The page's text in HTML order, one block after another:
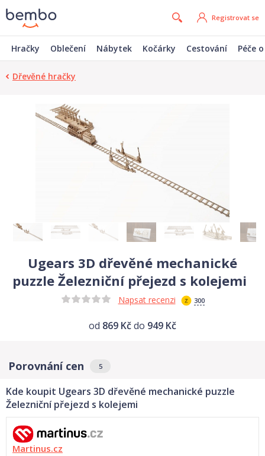
Registrovat se
Hračky Oblečení Nábytek Kočárky Cestování Péče
Dřevěné hračky
Ugears 3D dřevěné mechanické
puzzle Železniční přejezd s kolejemi
Napsat recenzi 300
od 869 Kčdo 949 Kč
Porovnání cen 5
Kde koupit Ugears 3D dřevěné mechanické puzzle
Železniční přejezd s kolejemi
Martinus.cz